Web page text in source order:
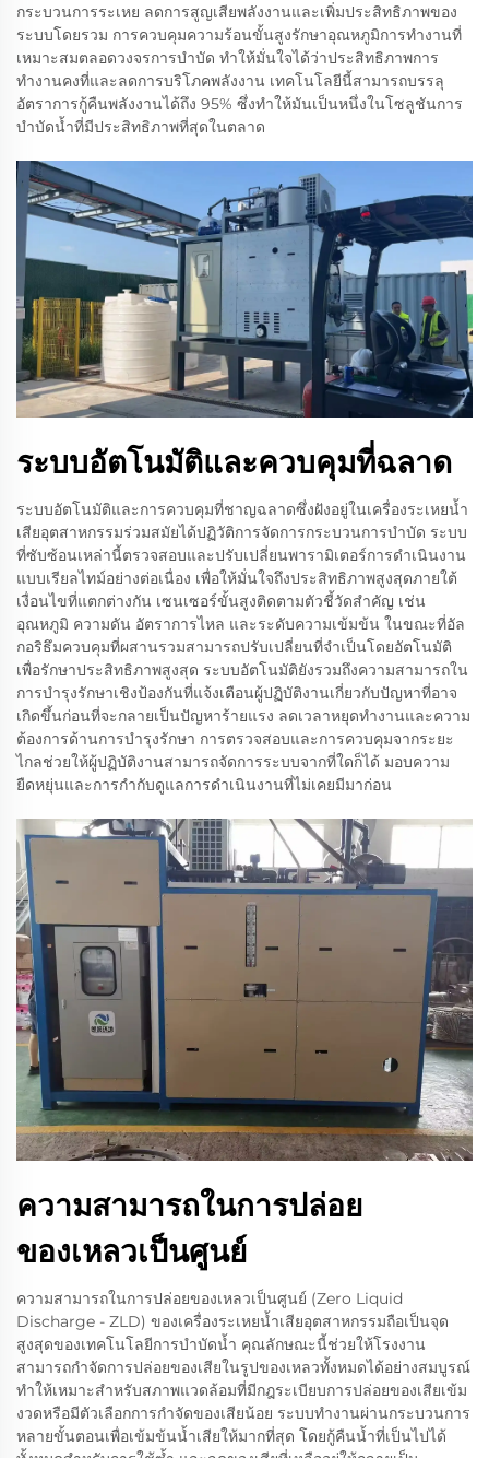
กระบวนการระเหย ลดการสูญเสียพลังงานและเพิ่มประสิทธิภาพของ
ระบบโดยรวม การควบคุมความร้อนขั้นสูงรักษาอุณหภูมิการทำงานที่
เหมาะสมตลอดวงจรการบำบัด ทำให้มั่นใจได้ว่าประสิทธิภาพการ
ทำงานคงที่และลดการบริโภคพลังงาน เทคโนโลยีนี้สามารถบรรลุ
อัตราการกู้คืนพลังงานได้ถึง 95% ซึ่งทำให้มันเป็นหนึ่งในโซลูชันการ
บำบัดน้ำที่มีประสิทธิภาพที่สุดในตลาด
ระบบอัตโนมัติและควบคุมที่ฉลาด
ระบบอัตโนมัติและการควบคุมที่ชาญฉลาดซึ่งฝังอยู่ในเครื่องระเหยน้ำ
เสียอุตสาหกรรมร่วมสมัยได้ปฏิวัติการจัดการกระบวนการบำบัด ระบบ
ที่ซับซ้อนเหล่านี้ตรวจสอบและปรับเปลี่ยนพารามิเตอร์การดำเนินงาน
แบบเรียลไทม์อย่างต่อเนื่อง เพื่อให้มั่นใจถึงประสิทธิภาพสูงสุดภายใต้
เงื่อนไขที่แตกต่างกัน เซนเซอร์ขั้นสูงติดตามตัวชี้วัดสำคัญ เช่น
อุณหภูมิ ความดัน อัตราการไหล และระดับความเข้มข้น ในขณะที่อัล
กอริธึมควบคุมที่ผสานรวมสามารถปรับเปลี่ยนที่จำเป็นโดยอัตโนมัติ
เพื่อรักษาประสิทธิภาพสูงสุด ระบบอัตโนมัติยังรวมถึงความสามารถใน
การบำรุงรักษาเชิงป้องกันที่แจ้งเตือนผู้ปฏิบัติงานเกี่ยวกับปัญหาที่อาจ
เกิดขึ้นก่อนที่จะกลายเป็นปัญหาร้ายแรง ลดเวลาหยุดทำงานและความ
ต้องการด้านการบำรุงรักษา การตรวจสอบและการควบคุมจากระยะ
ไกลช่วยให้ผู้ปฏิบัติงานสามารถจัดการระบบจากที่ใดก็ได้ มอบความ
ยืดหยุ่นและการกำกับดูแลการดำเนินงานที่ไม่เคยมีมาก่อน
ความสามารถในการปล่อย
ของเหลวเป็นศูนย์
ความสามารถในการปล่อยของเหลวเป็นศูนย์ (Zero Liquid
Discharge - ZLD) ของเครื่องระเหยน้ำเสียอุตสาหกรรมถือเป็นจุด
สูงสุดของเทคโนโลยีการบำบัดน้ำ คุณลักษณะนี้ช่วยให้โรงงาน
สามารถกำจัดการปล่อยของเสียในรูปของเหลวทั้งหมดได้อย่างสมบูรณ์
ทำให้เหมาะสำหรับสภาพแวดล้อมที่มีกฎระเบียบการปล่อยของเสียเข้ม
งวดหรือมีตัวเลือกการกำจัดของเสียน้อย ระบบทำงานผ่านกระบวนการ
หลายขั้นตอนเพื่อเข้มข้นน้ำเสียให้มากที่สุด โดยกู้คืนน้ำที่เป็นไปได้